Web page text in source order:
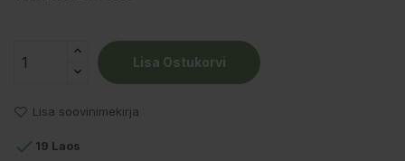
Lisa Ostukorvi
Lisa soovinimekirja
 19 Laos